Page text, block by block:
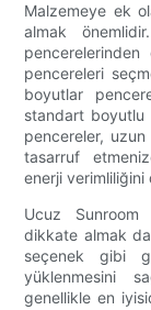
Malzemeye ek
almak
pencereleri
boyutlar
standart boyutlu
pencereler, uzun
tasarruf
enerji
Ucuz Sunroom
dikkate almak
seçenek gibi
yüklenmesini
genellikle en